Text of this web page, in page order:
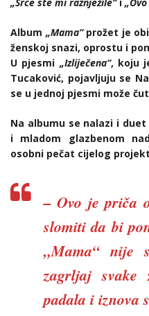
Album „Mama“prožet je
ženskoj snazi, oprostu i
U pjesmi „Izliječena“, koju
Tucaković, pojavljuju se
se u jednoj pjesmi može
Na albumu se nalazi i
i mladom glazbenom
osobni pečat cijelog
– Ovo je priča
slomiti da bi
„Mama“ nije
zagrljaj svake
padala i iznova